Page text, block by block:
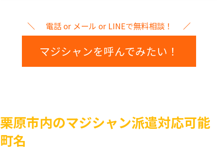
電話 or メール or LINEで無料相談！
マジシャンを呼んでみたい！
栗原市内のマジシャン派遣対応可能
町名